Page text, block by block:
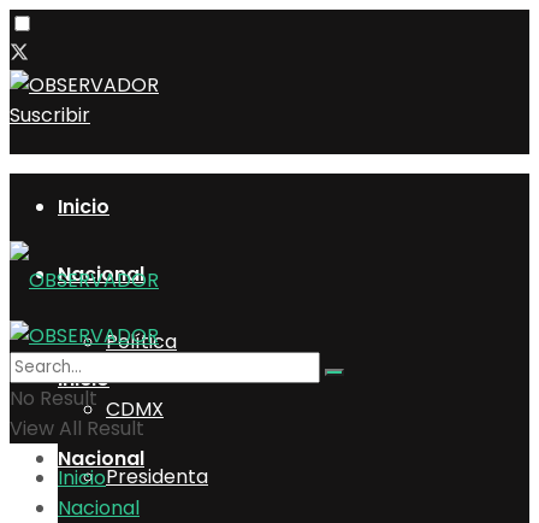
Suscribir
Inicio
Nacional
Política
CDMX
Presidenta
Inicio
Nacional
No Result
View All Result
Inicio
Nacional